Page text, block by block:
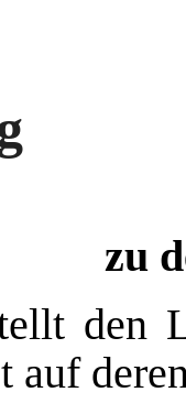
zu
den
auf